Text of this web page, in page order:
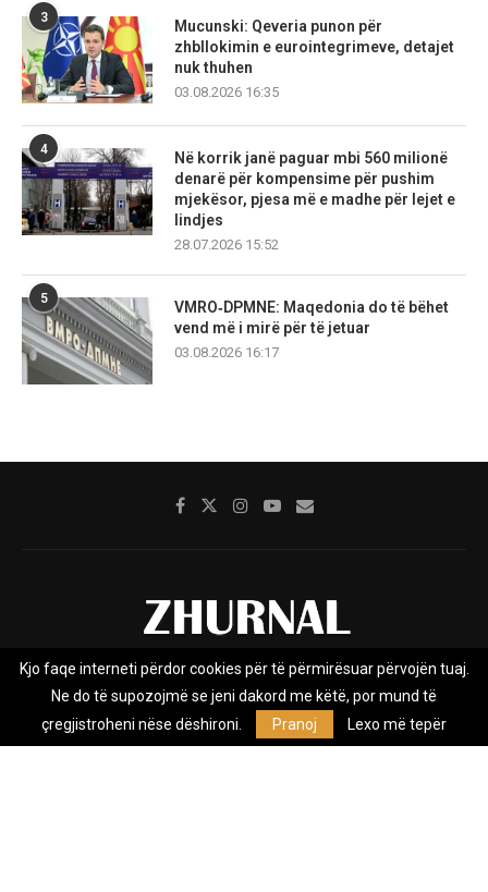
3
Mucunski: Qeveria punon për
zhbllokimin e eurointegrimeve, detajet
nuk thuhen
03.08.2026 16:35
4
Në korrik janë paguar mbi 560 milionë
denarë për kompensime për pushim
mjekësor, pjesa më e madhe për lejet e
lindjes
28.07.2026 15:52
5
VMRO‑DPMNE: Maqedonia do të bëhet
vend më i mirë për të jetuar
03.08.2026 16:17
Rreth nesh Impresumi Marketing
Kontakt
Privacy Policy
Zhurnal.mk është Agjenci e Lajmeve e pavarur, e themeluar në vitin
Kjo faqe interneti përdor cookies për të përmirësuar përvojën tuaj.
Ne do të supozojmë se jeni dakord me këtë, por mund të
çregjistroheni nëse dëshironi.
Pranoj Lexo më tepër